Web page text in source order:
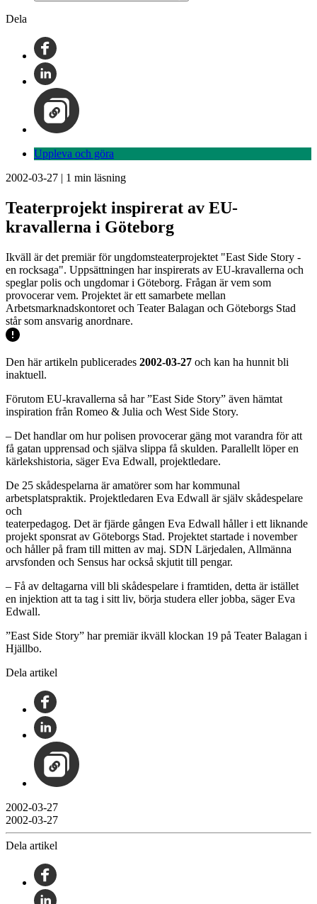
Dela
Uppleva och göra
2002-03-27 | 1 min läsning
Teaterprojekt inspirerat av EU-
kravallerna i Göteborg
Ikväll är det premiär för ungdomsteaterprojektet "East Side Story -
en rocksaga". Uppsättningen har inspirerats av EU-kravallerna och
speglar polis och ungdomar i Göteborg. Frågan är vem som
provocerar vem. Projektet är ett samarbete mellan
Arbetsmarknadskontoret och Teater Balagan och Göteborgs Stad
står som ansvarig anordnare.
Den här artikeln publicerades 2002-03-27 och kan ha hunnit bli
inaktuell.
Förutom EU-kravallerna så har ”East Side Story” även hämtat
inspiration från Romeo & Julia och West Side Story.
– Det handlar om hur polisen provocerar gäng mot varandra för att
få gatan upprensad och själva slippa få skulden. Parallellt löper en
kärlekshistoria, säger Eva Edwall, projektledare.
De 25 skådespelarna är amatörer som har kommunal
arbetsplatspraktik. Projektledaren Eva Edwall är själv skådespelare
och
teaterpedagog. Det är fjärde gången Eva Edwall håller i ett liknande
projekt sponsrat av Göteborgs Stad. Projektet startade i november
och håller på fram till mitten av maj. SDN Lärjedalen, Allmänna
arvsfonden och Sensus har också skjutit till pengar.
– Få av deltagarna vill bli skådespelare i framtiden, detta är istället
en injektion att ta tag i sitt liv, börja studera eller jobba, säger Eva
Edwall.
”East Side Story” har premiär ikväll klockan 19 på Teater Balagan i
Hjällbo.
Dela artikel
2002-03-27
2002-03-27
Dela artikel